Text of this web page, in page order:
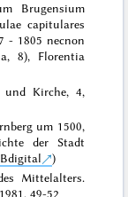
Brugensium
capitulares
- 1805 necnon
8), Florentia
Kirche, 4,
um 1500,
der Stadt
)
Mittelalters.
1981, 49-52